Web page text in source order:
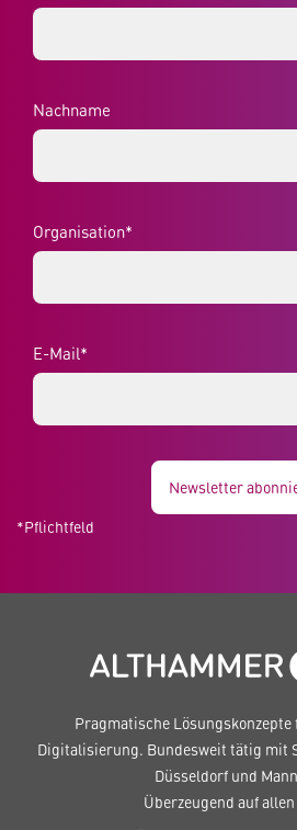
Nachname
Organisation*
E-Mail*
Newsletter
*Pflichtfeld
Pragmatische
Digitalisierung. Bundesweit tätig mit
Düsseldorf und
Überzeugend auf